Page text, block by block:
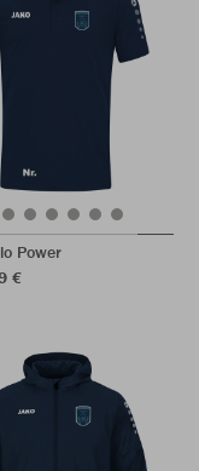
Power
€